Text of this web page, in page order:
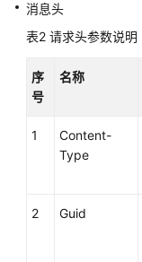
文
信
座
席
类
消息头
表2 请求头参数说明
序
号
名称
1
Content-
Type
2 Guid